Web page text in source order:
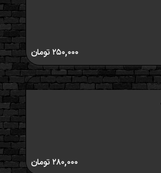
۲۵۰,۰۰۰تومان
۲۸۰,۰۰۰تومان